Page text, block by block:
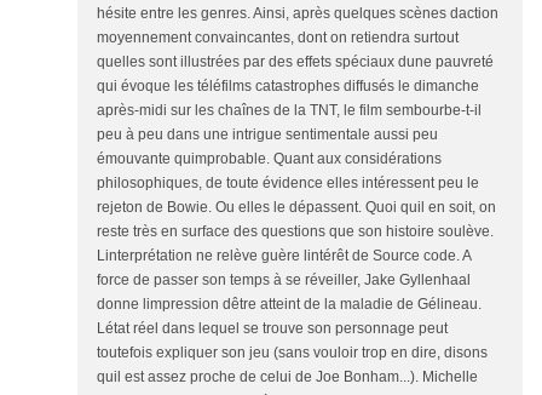
hésite entre les genres. Ainsi, après quelques scènes daction
moyennement convaincantes, dont on retiendra surtout
quelles sont illustrées par des effets spéciaux dune pauvreté
qui évoque les téléfilms catastrophes diffusés le dimanche
après-midi sur les chaînes de la TNT, le film sembourbe-t-il
peu à peu dans une intrigue sentimentale aussi peu
émouvante quimprobable. Quant aux considérations
philosophiques, de toute évidence elles intéressent peu le
rejeton de Bowie. Ou elles le dépassent. Quoi quil en soit, on
reste très en surface des questions que son histoire soulève.
Linterprétation ne relève guère lintérêt de Source code. A
force de passer son temps à se réveiller, Jake Gyllenhaal
donne limpression dêtre atteint de la maladie de Gélineau.
Létat réel dans lequel se trouve son personnage peut
toutefois expliquer son jeu (sans vouloir trop en dire, disons
quil est assez proche de celui de Joe Bonham...). Michelle